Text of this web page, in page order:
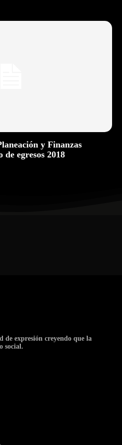
y Finanzas
de egresos 2018
expresión creyendo que la
social.